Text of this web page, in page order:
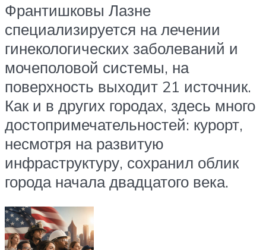
Франтишковы Лазне
специализируется на лечении
гинекологических заболеваний и
мочеполовой системы, на
поверхность выходит 21 источник.
Как и в других городах, здесь много
достопримечательностей: курорт,
несмотря на развитую
инфраструктуру, сохранил облик
города начала двадцатого века.